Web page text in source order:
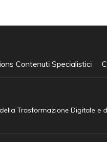
Contenuti Specialistici
Trasformazione Digitale e